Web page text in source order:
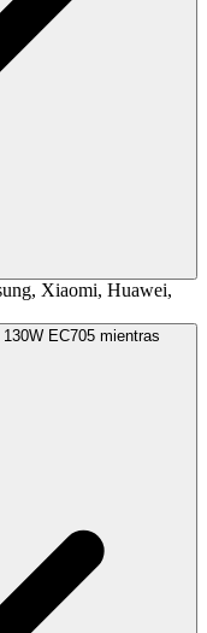
Xiaomi, Huawei,
EC705 mientras